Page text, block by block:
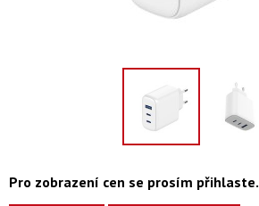
Pro zobrazení cen se prosím přihlaste.